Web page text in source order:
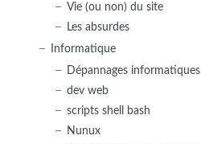
Vie (ou non) du site
Les absurdes
Informatique
Dépannages informatiques
dev web
scripts shell bash
Nunux